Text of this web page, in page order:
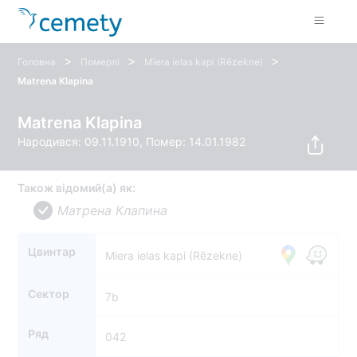
Головна > Померлі > Miera ielas kapi (Rēzekne) >
Matrena Klapina
Matrena Klapina
Народився: 09.11.1910, Помер: 14.01.1982
Також відомий(а) як:
Матрена Клапина
Цвинтар Miera ielas kapi (Rēzekne)
Сектор 7b
Ряд 042